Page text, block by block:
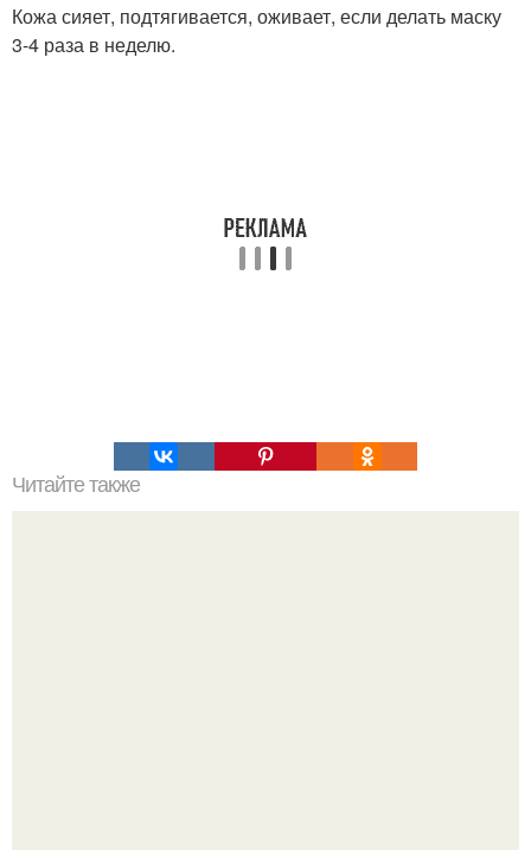
Кожа сияет, подтягивается, оживает, если делать маску
3-4 раза в неделю.
Читайте также